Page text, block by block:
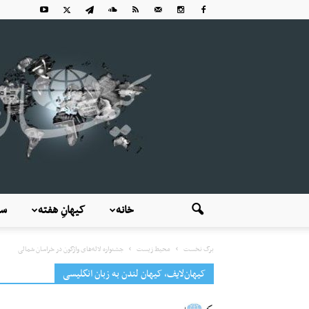
کیهانِ هفته خانه
برگ نخست محیط زیست جشنواره لاله‌های واژگون در خراسان شمالی
کیهان‌لایف، کیهان لندن به زبان انگلیسی